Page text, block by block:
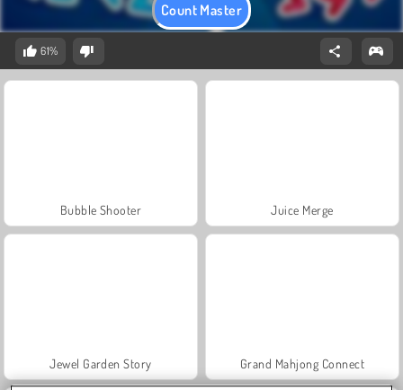
Count Master
61%
Bubble Shooter Juice Merge
Jewel Garden Story Grand Mahjong Connect